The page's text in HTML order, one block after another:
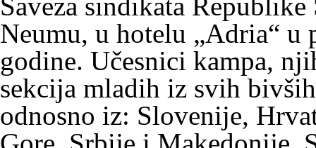
Neumu, u hotelu „Adria“ u
godine. Učesnici kampa,
sekcija mladih iz svih
odnosno iz: Slovenije,